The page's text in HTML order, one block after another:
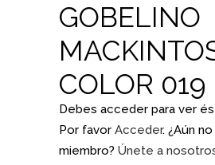
GOBELINO
COLOR 019
Debes acceder para ver
Por favor Acceder. ¿Aún
miembro? Únete a